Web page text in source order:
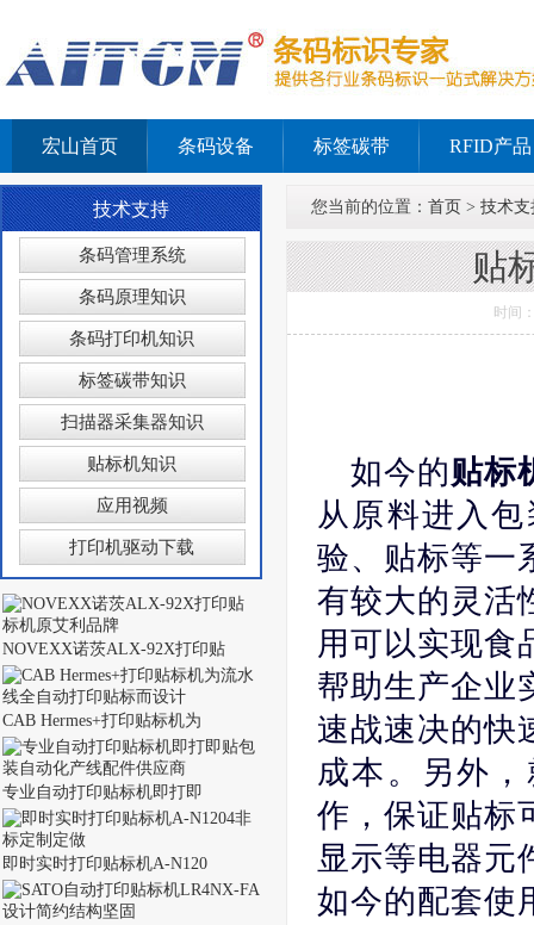
宏山首页 条码设备 标签碳带 RFID产品
技术支持
条码管理系统
条码原理知识
条码打印机知识
标签碳带知识
扫描器采集器知识
贴标机知识
应用视频
打印机驱动下载
NOVEXX诺茨ALX-92X打印贴
CAB Hermes+打印贴标机为
专业自动打印贴标机即打即
即时实时打印贴标机A-N120
您当前的位置： 首页 > 技术支
贴
时间
如今的贴标
从原料进入
验、贴标等一
有较大的灵活
用可以实现食
帮助生产企业
速战速决的快
成本。另外
作，保证贴标
显示等电器元
如今的配套使